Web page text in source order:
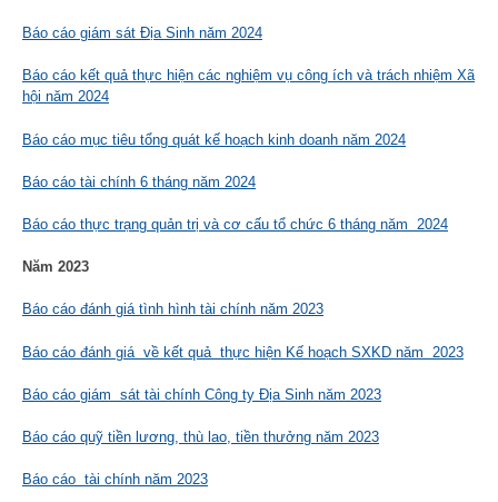
Báo cáo giám sát Địa Sinh năm 2024
Báo cáo kết quả thực hiện các nghiệm vụ công ích và trách nhiệm Xã
hội năm 2024
Báo cáo mục tiêu tổng quát kế hoạch kinh doanh năm 2024
Báo cáo tài chính 6 tháng năm 2024
Báo cáo thực trạng quản trị và cơ cấu tổ chức 6 tháng năm 2024
Năm 2023
Báo cáo đánh giá tình hình tài chính năm 2023
Báo cáo đánh giá về kết quả thực hiện Kế hoạch SXKD năm 2023
Báo cáo giám sát tài chính Công ty Địa Sinh năm 2023
Báo cáo quỹ tiền lương, thù lao, tiền thưởng năm 2023
Báo cáo tài chính năm 2023